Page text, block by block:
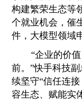
构建繁荣生态等
个就业机会，催
件，大模型领域
“企业的价值
前。”快手科技
续坚守“信任连
容生态、赋能实